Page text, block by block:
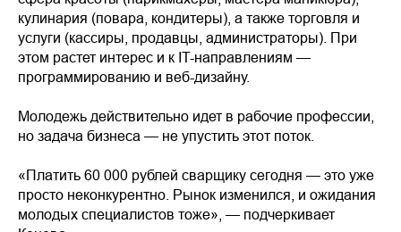
кулинария (повара, кондитеры), а также торговля и
услуги (кассиры, продавцы, администраторы). При
этом растет интерес и к IT-направлениям —
программированию и веб-дизайну.
Молодежь действительно идет в рабочие профессии,
но задача бизнеса — не упустить этот поток.
«Платить 60 000 рублей сварщику сегодня — это уже
просто неконкурентно. Рынок изменился, и ожидания
молодых специалистов тоже», — подчеркивает